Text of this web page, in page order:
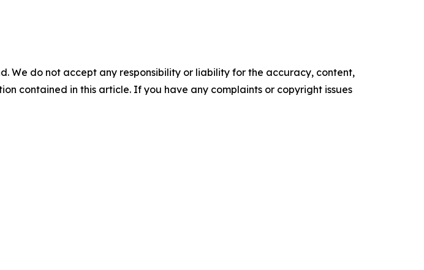
We do not accept any responsibility or liability for the accuracy, content,
contained in this article. If you have any complaints or copyright issues